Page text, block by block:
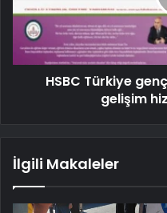
HSBC Türkiye
gelişim
İlgili Makaleler